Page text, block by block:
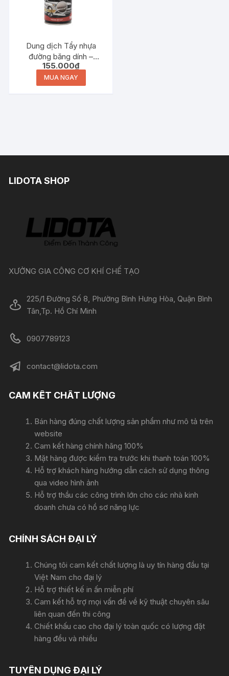
Dung dịch Tẩy nhựa
đường băng dính –
FOCAR Tar Remover
450ml
155.000₫
MUA NGAY
LIDOTA SHOP
XƯỞNG GIA CÔNG CƠ KHÍ CHẾ TẠO
225/1 Đường Số 8, Phường Bình Hưng Hòa, Quận Bình
Tân,Tp. Hồ Chí Minh
0907789123
contact@lidota.com
CAM KẾT CHẤT LƯỢNG
Bán hàng đúng chất lượng sản phẩm như mô tả trên
website
Cam kết hàng chính hãng 100%
Mặt hàng được kiểm tra trước khi thanh toán 100%
Hỗ trợ khách hàng hướng dẫn cách sử dụng thông
qua video hình ảnh
Hỗ trợ thầu các công trình lớn cho các nhà kinh
doanh chưa có hồ sơ năng lực
CHÍNH SÁCH ĐẠI LÝ
Chúng tôi cam kết chất lượng là uy tín hàng đầu tại
Việt Nam cho đại lý
Hỗ trợ thiết kế in ấn miễn phí
Cam kết hỗ trợ mọi vấn đề về kỹ thuật chuyên sâu
liên quan đến thi công
Chiết khấu cao cho đại lý toàn quốc có lượng đặt
hàng đều và nhiều
TUYỂN DỤNG ĐẠI LÝ